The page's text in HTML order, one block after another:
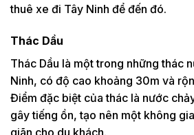
thuê xe đi Tây Ninh để đến đó.
Thác Dầu
Thác Dầu là một trong những thác
Ninh, có độ cao khoảng 30m và
Điểm đặc biệt của thác là nước
gây tiếng ồn, tạo nên một không
giãn cho du khách.